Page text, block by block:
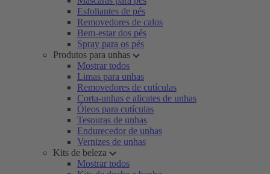
Esfoliantes de pés
Removedores de calos
Bem-estar dos pés
Spray para os pés
Produtos para unhas
Mostrar todos
Limas para unhas
Removedores de cutículas
Corta-unhas e alicates de unhas
Óleos para cutículas
Tesouras de unhas
Endurecedor de unhas
Vernizes de unhas
Kits de beleza
Mostrar todos